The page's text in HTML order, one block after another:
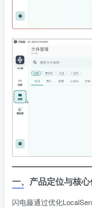
一、产品定位与核
闪电藤通过优化